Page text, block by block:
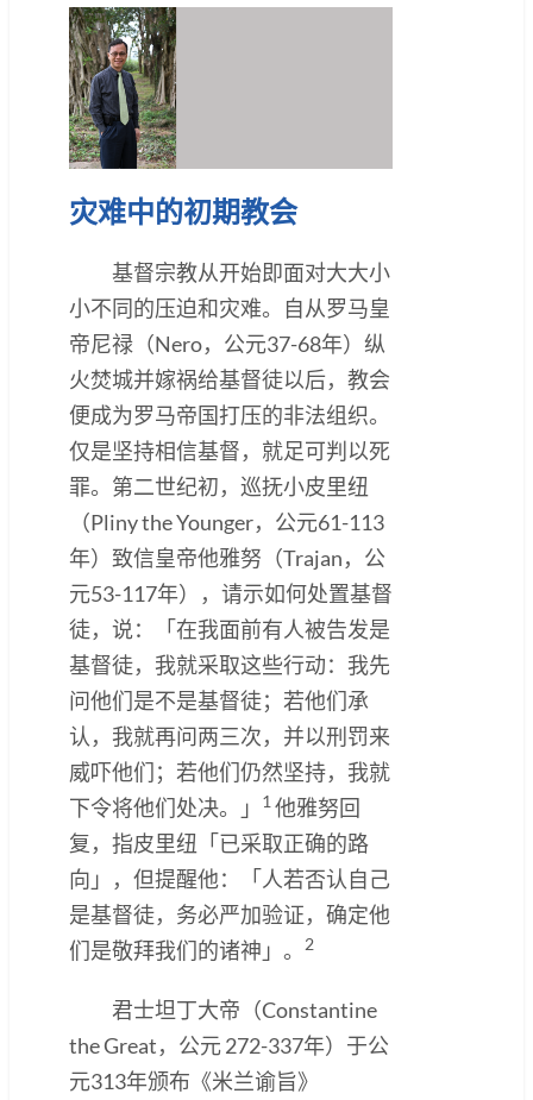
灾难中的初期教会
基督宗教从开始即面对大大小
小不同的压迫和灾难。自从罗马皇
帝尼禄（Nero，公元37-68年）纵
火焚城并嫁祸给基督徒以后，教会
便成为罗马帝国打压的非法组织。
仅是坚持相信基督，就足可判以死
罪。第二世纪初，巡抚小皮里纽
（Pliny the Younger，公元61-113
年）致信皇帝他雅努（Trajan，公
元53-117年），请示如何处置基督
徒，说：「在我面前有人被告发是
基督徒，我就采取这些行动：我先
问他们是不是基督徒；若他们承
认，我就再问两三次，并以刑罚来
威吓他们；若他们仍然坚持，我就
下令将他们处决。」
1 他雅努回
复，指皮里纽「已采取正确的路
向」，但提醒他：「人若否认自己
是基督徒，务必严加验证，确定他
们是敬拜我们的诸神」。
2
君士坦丁大帝（Constantine
the Great，公元 272-337年）于公
元313年颁布《米兰谕旨》